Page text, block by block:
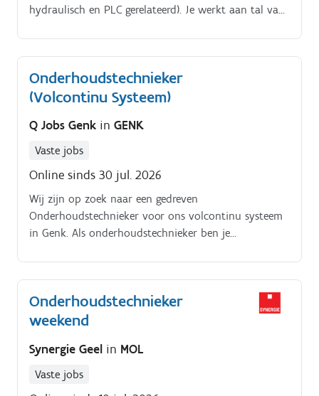
hydraulisch en PLC gerelateerd). Je werkt aan tal van
Onderhoudstechnieker
(Volcontinu Systeem)
Q Jobs Genk in GENK
Vaste jobs
Online sinds 30 jul. 2026
Wij zijn op zoek naar een gedreven
Onderhoudstechnieker voor ons volcontinu systeem
in Genk. Als onderhoudstechnieker ben je
bouwmaterialen en houtmaterialen produceren
Uitvoeren van preventief en correctief onderhoud
aan productiemachines Diagnose en reparatie van
een optimale werking van de productie-installaties
Meewerken aan de continue verbetering van het
Onderhoudstechnieker
weekend
Synergie Geel in MOL
Vaste jobs